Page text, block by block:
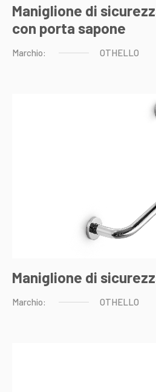
Maniglione di
con porta sapone
Marchio: OTHELLO
Maniglione di
Marchio: OTHELLO